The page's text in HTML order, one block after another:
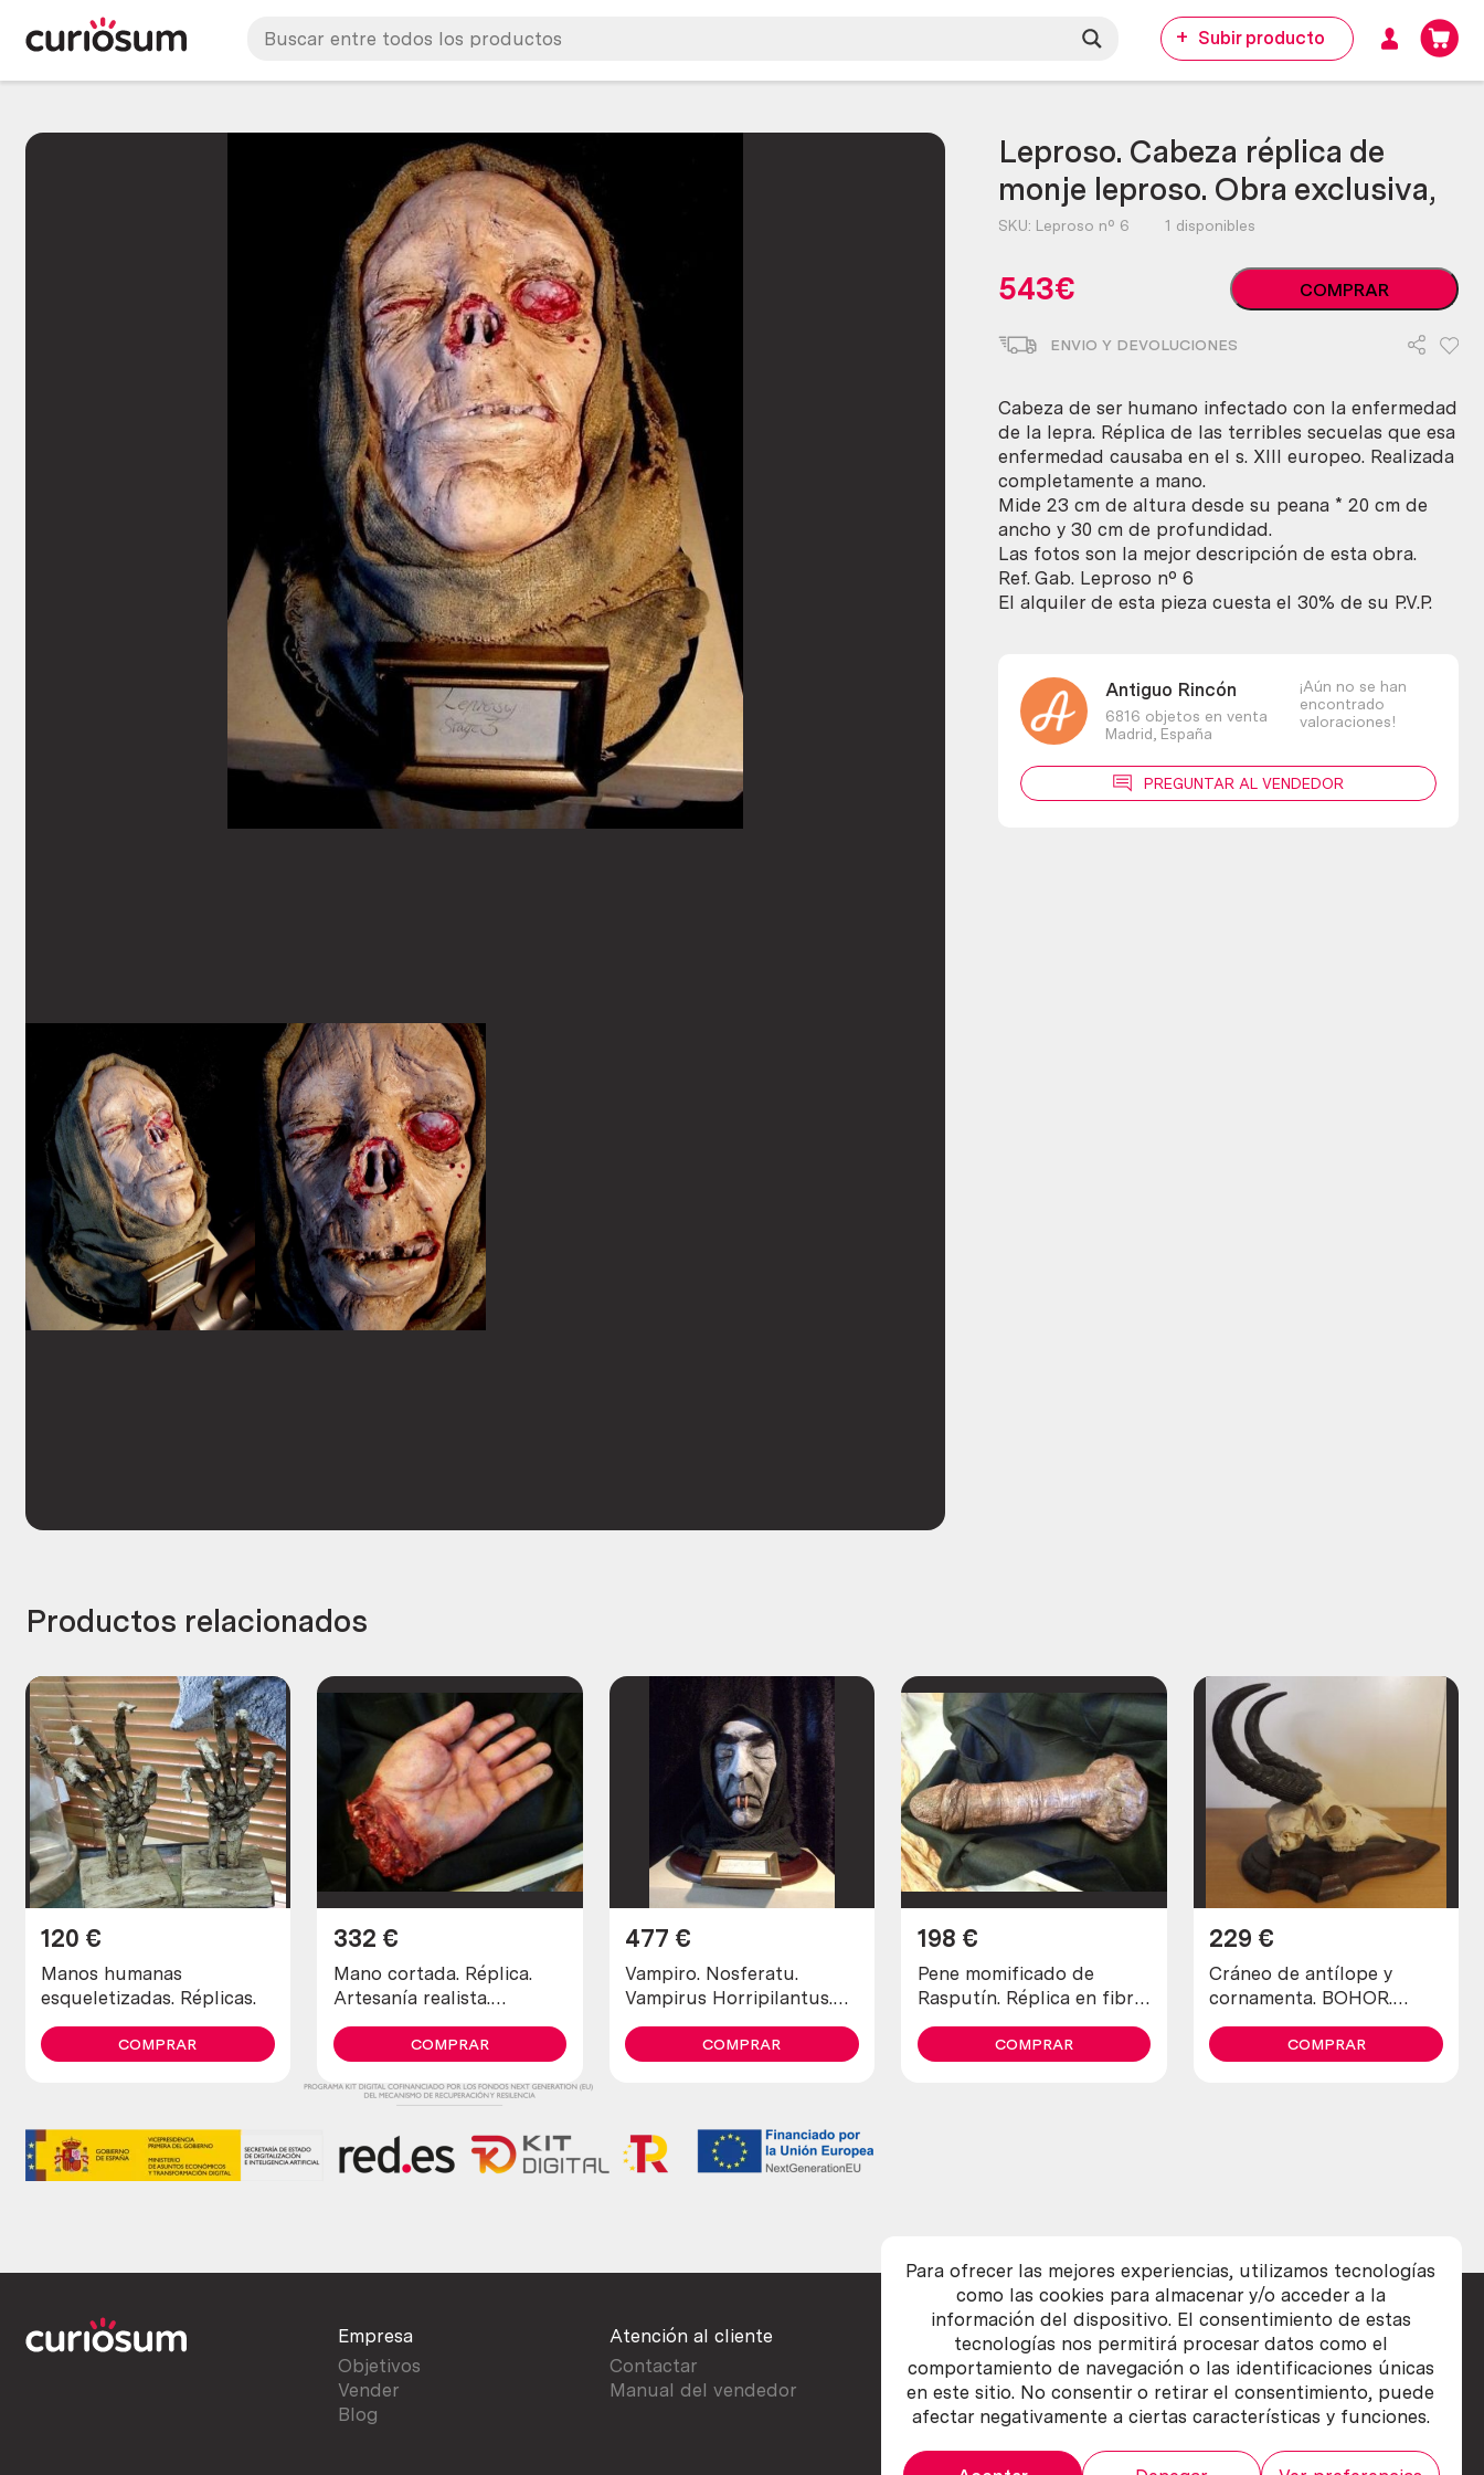
Para ofrecer las mejores experiencias, utilizamos tecnologías
como las cookies para almacenar y/o acceder a la
información del dispositivo. El consentimiento de estas
tecnologías nos permitirá procesar datos como el
comportamiento de navegación o las identificaciones únicas
en este sitio. No consentir o retirar el consentimiento, puede
afectar negativamente a ciertas características y funciones.
Subir producto
Leproso. Cabeza réplica de
monje leproso. Obra exclusiva,
SKU: Leproso nº 6 1 disponibles
543€
Leproso.
Cabeza
de
leproso.
Obra
exclusiva,
COMPRAR
ENVIO Y DEVOLUCIONES
Cabeza de ser humano infectado con la enfermedad
de la lepra. Réplica de las terribles secuelas que esa
enfermedad causaba en el s. XIII europeo. Realizada
completamente a mano.
Mide 23 cm de altura desde su peana * 20 cm de
ancho y 30 cm de profundidad.
Las fotos son la mejor descripción de esta obra.
Ref. Gab. Leproso nº 6
El alquiler de esta pieza cuesta el 30% de su P.V.P.
Antiguo Rincón
6816 objetos en venta
Madrid, España
¡Aún no se han
encontrado
valoraciones!
PREGUNTAR AL VENDEDOR
Productos relacionados
Manos humanas
esqueletizadas. Réplicas.
120 €
COMPRAR
Mano cortada. Réplica.
Artesanía realista.
Inspirada en La Bocca
della verita.
332 €
COMPRAR
Vampiro. Nosferatu.
Vampirus Horripilantus.
Obra exclusiva.
477 €
COMPRAR
Pene momificado de
Rasputín. Réplica en fibra
de vidrio y poliester.
Magnífica pieza. Miembro.
198 €
COMPRAR
Cráneo de antílope y
cornamenta. BOHOR.
ESPECIE NO CITES.
229 €
COMPRAR
Empresa
Objetivos
Vender
Blog
Atención al cliente
Contactar
Manual del vendedor